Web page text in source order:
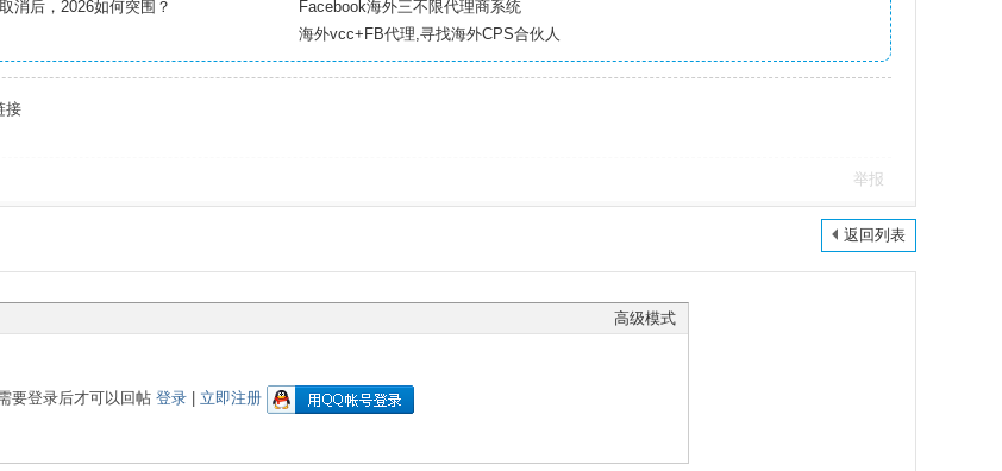
消后，2026如何突围？
Facebook海外三不限代理商系统
海外vcc+FB代理,寻找海外CPS合伙人
接
举报
返回列表
高级模式
要登录后才可以回帖 登录| 立即注册